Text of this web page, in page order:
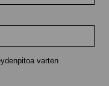
varten